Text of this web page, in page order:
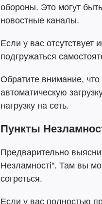
обороны. Это могут
новостные каналы.
Если у вас отсутствует
подгружаться
Обратите внимание,
автоматическую
нагрузку на сеть.
Пункты
Предварительно
Незламності". Там вы
согреться.
Если у вас полностью